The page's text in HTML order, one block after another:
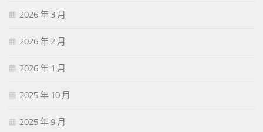
2026 年 3 月
2026 年 2 月
2026 年 1 月
2025 年 10 月
2025 年 9 月